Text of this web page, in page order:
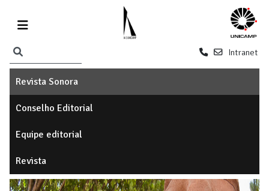
Intranet
Revista Sonora
Conselho Editorial
Equipe editorial
Revista